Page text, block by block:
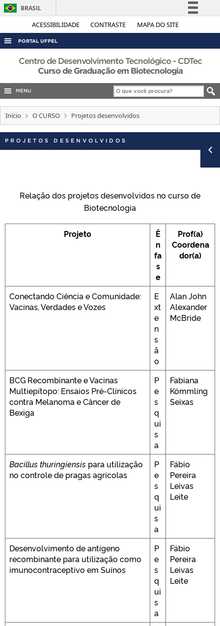
ACESSIBILIDADE CONTRASTE MAPA DO SITE
BRASIL
Simplifique!
Acesso à informação
Legislação
Canais
PORTAL UFPEL
ACESSO À INFORMAÇÃO
AUDITORIA
COBALTO
CONCURSOS
EDITAIS
INTERNACIONAL
Centro de Desenvolvimento Tecnológico - CDTec
Curso de Graduação em Biotecnologia
MENU
Início O CURSO Projetos desenvolvidos
PROJETOS DESENVOLVIDOS
Relação dos projetos desenvolvidos no curso de
Biotecnologia
Projeto
Ê
n
fa
s
e
Prof(a)
Coordena
dor(a)
Conectando Ciência e Comunidade:
Vacinas, Verdades e Vozes
E
xt
e
n
s
ã
o
Alan John
Alexander
McBride
BCG Recombinante e Vacinas
Multiepítopo: Ensaios Pré-Clínicos
contra Melanoma e Câncer de
Bexiga
P
e
s
q
ui
s
a
Fabiana
Kömmling
Seixas
Bacillus thuringiensis para utilização
no controle de pragas agrícolas
P
e
s
q
ui
s
a
Fábio
Pereira
Leivas
Leite
Desenvolvimento de antígeno
recombinante para utilização como
imunocontraceptivo em Suínos
P
e
s
q
ui
s
a
Fábio
Pereira
Leivas
Leite